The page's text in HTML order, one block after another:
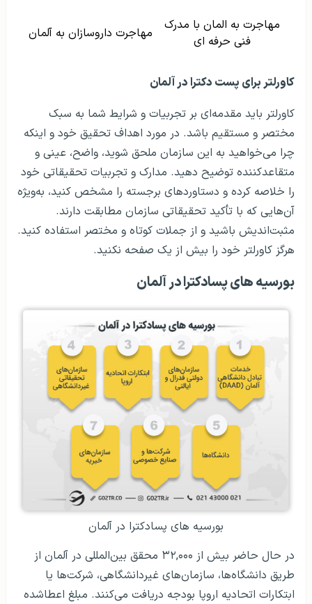
مهاجرت به المان با مدرک
فنی حرفه ای
مهاجرت داروسازان به آلمان
کاورلتر برای پست دکترا در آلمان
کاورلتر باید مقدمه‌ای بر تجربیات و شرایط شما به سبک
مختصر و مستقیم باشد. در مورد اهداف تحقیق خود و اینکه
چرا می‌خواهید به این سازمان ملحق شوید، واضح، عینی و
متقاعدکننده توضیح دهید. مدارک و تجربیات تحقیقاتی خود
را خلاصه کرده و دستاوردهای برجسته را مشخص کنید، به‌ویژه
آن‌هایی که با تأکید تحقیقاتی سازمان مطابقت دارند.
مثبت‌اندیش باشید و از جملات کوتاه و مختصر استفاده کنید.
هرگز کاورلتر خود را بیش از یک صفحه نکنید.
بورسیه‌ های پسادکترا در آلمان
بورسیه‌ های پسادکترا در آلمان
در حال حاضر بیش از ۳۲,۰۰۰ محقق بین‌المللی در آلمان از
طریق دانشگاه‌ها، سازمان‌های غیردانشگاهی، شرکت‌ها یا
ابتکارات اتحادیه اروپا بودجه دریافت می‌کنند. مبلغ اعطاشده